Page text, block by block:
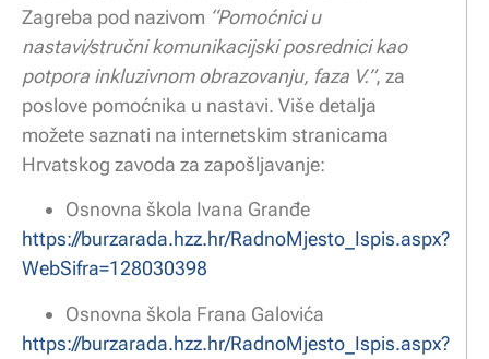
Zagreba pod nazivom “Pomoćnici u
nastavi/stručni komunikacijski posrednici kao
potpora inkluzivnom obrazovanju, faza V.”, za
poslove pomoćnika u nastavi. Više detalja
možete saznati na internetskim stranicama
Hrvatskog zavoda za zapošljavanje:
Osnovna škola Ivana Granđe
https://burzarada.hzz.hr/RadnoMjesto_Ispis.aspx?
WebSifra=128030398
Osnovna škola Frana Galovića
https://burzarada.hzz.hr/RadnoMjesto_Ispis.aspx?